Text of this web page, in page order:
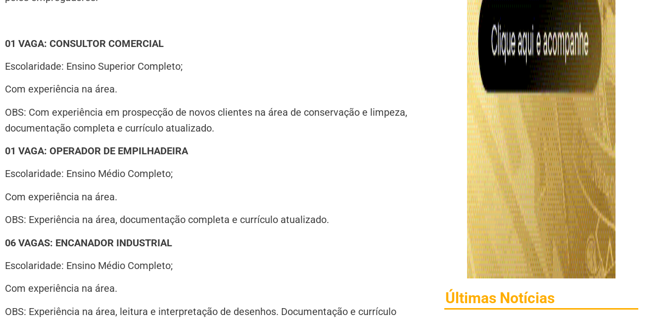
01 VAGA: CONSULTOR COMERCIAL
Escolaridade: Ensino Superior Completo;
Com experiência na área.
OBS: Com experiência em prospecção de novos clientes na área de conservação e limpeza,
documentação completa e currículo atualizado.
01 VAGA: OPERADOR DE EMPILHADEIRA
Escolaridade: Ensino Médio Completo;
Com experiência na área.
OBS: Experiência na área, documentação completa e currículo atualizado.
06 VAGAS: ENCANADOR INDUSTRIAL
Escolaridade: Ensino Médio Completo;
Com experiência na área.
OBS: Experiência na área, leitura e interpretação de desenhos. Documentação e currículo
Últimas Notícias